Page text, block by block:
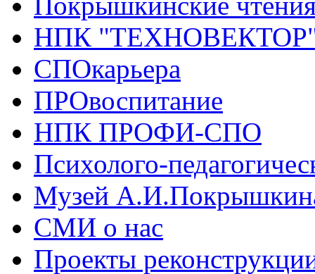
НПК
СПОкарьера
ПРОвоспитание
НПК ПРОФИ-СПО
Психолого-
Музей
СМИ о нас
Проекты